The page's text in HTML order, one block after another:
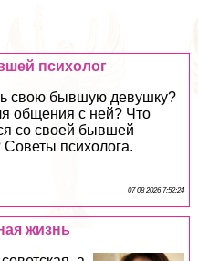
психолог
свою бывшую дeвyшку?
общения с ней? Что
со своей бывшей
Советы психолога.
07 08 2026 7:52:24
жизнь